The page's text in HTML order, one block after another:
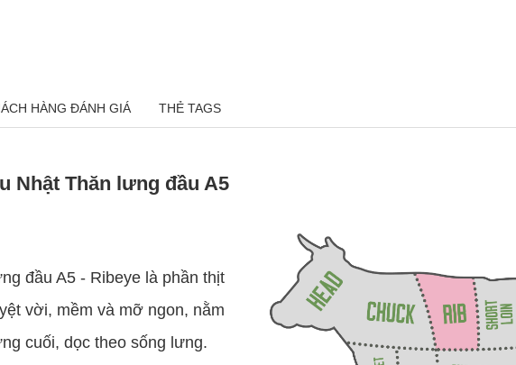
HÀNG ĐÁNH GIÁ THẺ TAGS
Nhật Thăn lưng đầu A5
đầu A5 - Ribeye là phần thịt
vời, mềm và mỡ ngon, nằm
cuối, dọc theo sống lưng.